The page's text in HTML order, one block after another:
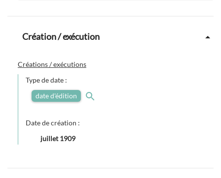
Création / exécution
Créations / exécutions
Type de date :
date d'édition
Date de création :
juillet 1909